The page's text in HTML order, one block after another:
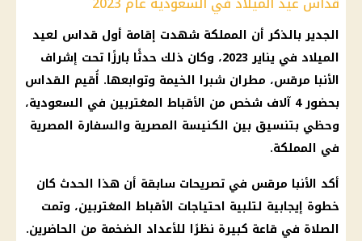
الجدير بالذكر أن المملكة شهدت إقامة أول قداس لعيد
الميلاد في يناير 2023، وكان ذلك حدثًا بارزًا تحت إشراف
الأنبا مرقس، مطران شبرا الخيمة وتوابعها. أُقيم القداس
بحضور 4 آلاف شخص من الأقباط المغتربين في السعودية،
وحظي بتنسيق بين الكنيسة المصرية والسفارة المصرية
في المملكة.
أكد الأنبا مرقس في تصريحات سابقة أن هذا الحدث كان
خطوة إيجابية لتلبية احتياجات الأقباط المغتربين، وتمت
الصلاة في قاعة كبيرة نظرًا للأعداد الضخمة من الحاضرين.